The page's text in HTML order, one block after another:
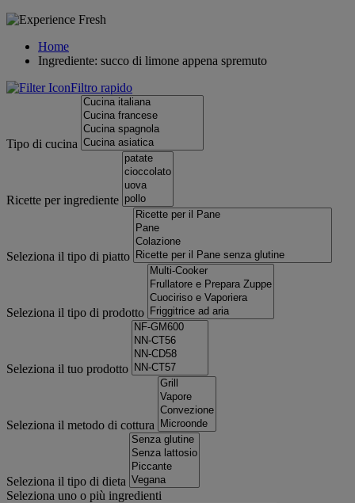
Home
Ingrediente: succo di limone appena spremuto
Filtro rapido
Tipo di cucina
Ricette per ingrediente
Seleziona il tipo di piatto
Seleziona il tipo di prodotto
Seleziona il tuo prodotto
Seleziona il metodo di cottura
Seleziona il tipo di dieta
Seleziona uno o più ingredienti